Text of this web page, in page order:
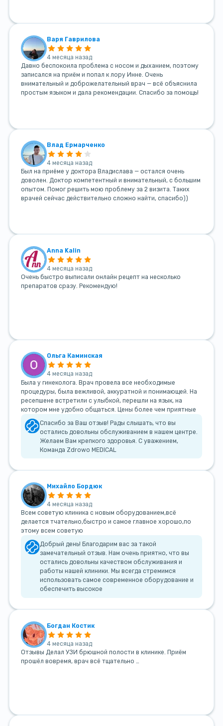
Варя Гаврилова
4 месяца назад
Давно беспокоила проблема с носом и дыханием, поэтому
записался на приём и попал к лору Инне. Очень
внимательный и доброжелательный врач — всё объяснила
простым языком и дала рекомендации. Спасибо за помощь!
Влад Ермарченко
4 месяца назад
Был на приёме у доктора Владислава — остался очень
доволен. Доктор компетентный и внимательный, с большим
опытом. Помог решить мою проблему за 2 визита. Таких
врачей сейчас действительно сложно найти, спасибо))
Anna Kalin
4 месяца назад
Очень быстро выписали онлайн рецепт на несколько
препаратов сразу. Рекомендую!
Ольга Каминская
4 месяца назад
Была у гинеколога. Врач провела все необходимые
процедуры, была вежливой, аккуратной и понимающей. На
ресепшене встретили с улыбкой, перешли на язык, на
котором мне удобно общаться. Цены более чем приятные
Спасибо за Ваш отзыв! Рады слышать, что вы
остались довольны обслуживанием в нашем центре.
Желаем Вам крепкого здоровья. С уважением,
Команда Zdrowo MEDICAL
Михайло Бордюк
4 месяца назад
Всем советую клиника с новым оборудованием,всё
делается тчательно,быстро и самое главное хорошо,по
этому всем советую
Добрый день! Благодарим вас за такой
замечательный отзыв. Нам очень приятно, что вы
остались довольны качеством обслуживания и
работы нашей клиники. Мы всегда стремимся
использовать самое современное оборудование и
обеспечить высокое
Богдан Костик
4 месяца назад
Отзывы Делал УЗИ брюшной полости в клинике. Приём
прошёл вовремя, врач всё тщательно …